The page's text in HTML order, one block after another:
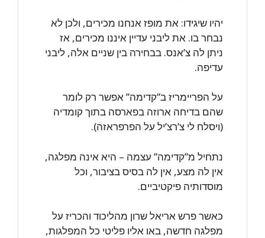
יהיו שיגידו: את מופז אנחנו מכירים, ולכן לא
נבחר בו. את ליבני עדיין איננו מכירים, אז
ניתן לה צ’אנס. בבחירה בין שניים אלה, ליבני
עדיפה.
על הפריימריז ב”קדימה” אפשר רק לומר
שהם בדיחה ארוזה בפארסה בתוך קומדיה
(ויסלח לי צ’רצ’יל על הפרפראזה).
נתחיל מ”קדימה” עצמה – היא אינה מפלגה,
אין לה מצע, אין לה בסיס בציבור, וכל
מוסדותיה פיקטיביים.
כאשר פרש אריאל שרון מהליכוד והכריז על
מפלגה חדשה, באו אליו פליטי כל המפלגות,